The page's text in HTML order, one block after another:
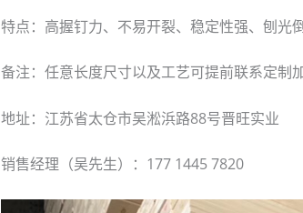
特点：高握钉力、不易开裂、稳定性强、刨光
备注：任意长度尺寸以及工艺可提前联系定制
地址：江苏省太仓市吴淞浜路88号晋旺实业
销售经理（吴先生）：177 1445 7820